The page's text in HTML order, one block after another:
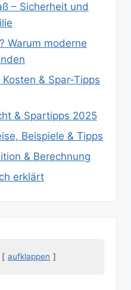
– Sicherheit und
Warum moderne
& Spar‑Tipps
& Spartipps 2025
Beispiele & Tipps
& Berechnung
erklärt
aufklappen